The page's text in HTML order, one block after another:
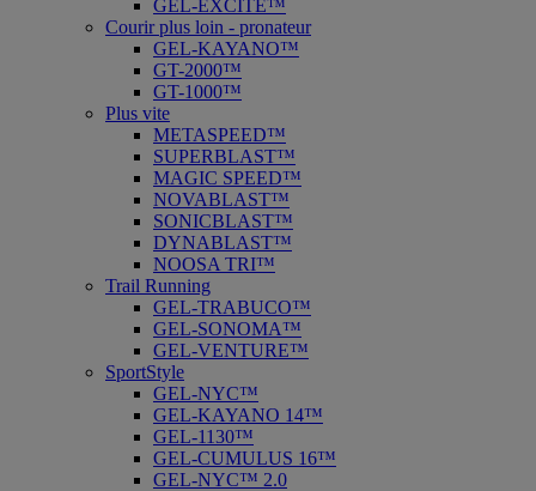
GEL-EXCITE™
Courir plus loin - pronateur
GEL-KAYANO™
GT-2000™
GT-1000™
Plus vite
METASPEED™
SUPERBLAST™
MAGIC SPEED™
NOVABLAST™
SONICBLAST™
DYNABLAST™
NOOSA TRI™
Trail Running
GEL-TRABUCO™
GEL-SONOMA™
GEL-VENTURE™
SportStyle
GEL-NYC™
GEL-KAYANO 14™
GEL-1130™
GEL-CUMULUS 16™
GEL-NYC™ 2.0